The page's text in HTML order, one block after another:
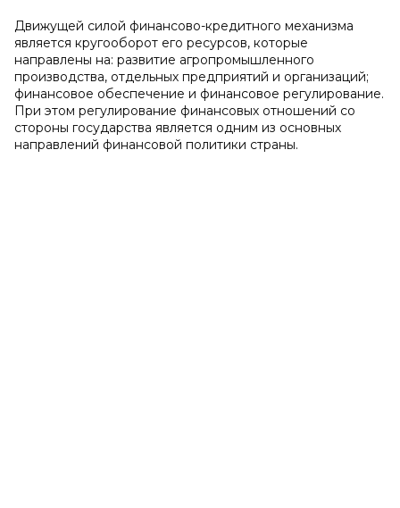
Движущей силой финансово-кредитного механизма
является кругооборот его ресурсов, которые
направлены на: развитие агропромышленного
производства, отдельных предприятий и организаций;
финансовое обеспечение и финансовое регулирование.
При этом регулирование финансовых отношений со
стороны государства является одним из основных
направлений финансовой политики страны.